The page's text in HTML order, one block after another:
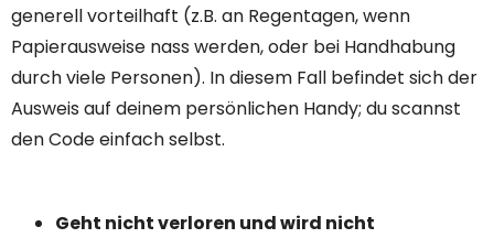
generell vorteilhaft (z.B. an Regentagen, wenn
Papierausweise nass werden, oder bei Handhabung
durch viele Personen). In diesem Fall befindet sich der
Ausweis auf deinem persönlichen Handy; du scannst
den Code einfach selbst.
Geht nicht verloren und wird nicht